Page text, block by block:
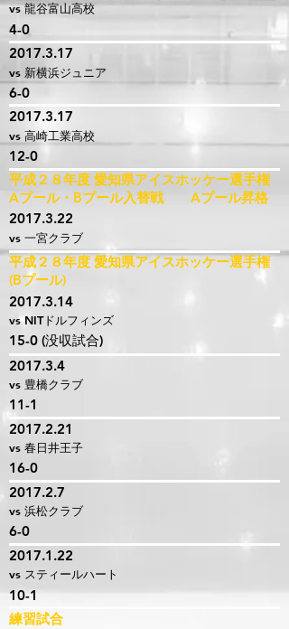
vs 龍谷富山高校
4-0
2017.3.17
vs 新横浜ジュニア
6-0
2017.3.17
vs 高崎工業高校
12-0
平成２８年度 愛知県アイスホッケー選手権
Aプール・Bプール入替戦 Aプール昇格
2017.3.22
vs 一宮クラブ
平成２８年度 愛知県アイスホッケー選手権
(Bプール)
2017.3.14
vs NITドルフィンズ
15-0 (没収試合)
2017.3.4
vs 豊橋クラブ
11-1
2017.2.21
vs 春日井王子
16-0
2017.2.7
vs 浜松クラブ
6-0
2017.1.22
vs スティールハート
10-1
練習試合